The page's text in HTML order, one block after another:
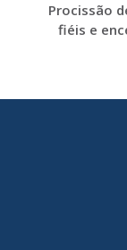
Procissão
fiéis e